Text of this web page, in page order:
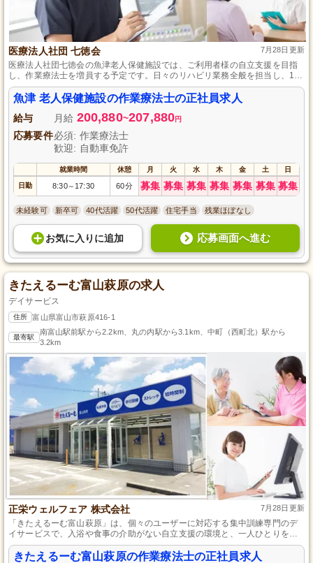
医療法人社団 七徳会 7月28日更新
医療法人社団七徳会の魚津老人保健施設では、ご利用者様の自立支援を目指
し、作業療法士を増員する予定です。日々のリハビリ業務全般を担当し、1人
ひとりのニーズに合わせたリハビリを提案・指導します。資格があれば実務
経験は不問で、OJT研修等で必要な技術を身に付けられます。資格を活かす
キャリアチャンスです。
魚津 老人保健施設の作業療法士の正社員求人
給与 月給 200,880~207,880円
応募要件必須: 作業療法士
歓迎: 自動車免許
就業時間 休憩 月 火 水 木 金 土 日
日勤 8:30～ 17:30 60分 募集 募集 募集 募集 募集 募集 募集
未経験可 新卒可 40代活躍 50代活躍 住宅手当 残業ほぼなし
お気に入り に追加 応募画面へ進む
きたえるーむ富山萩原の求人
デイサービス
住所 富山県富山市萩原416-1
最寄駅
南富山駅前駅から2.2km、丸の内駅から3.1km、中町（西町北）駅から
3.2km
正栄ウェルフェア 株式会社 7月28日更新
「きたえるーむ富山萩原」は、個々のユーザーに対応する集中訓練専門のデ
イサービスで、入浴や食事の介助がない自立支援の環境と、一人ひとりを尊
重する働きやすさを併せ持っています。
きたえるーむ富山萩原の作業療法士の正社員求人